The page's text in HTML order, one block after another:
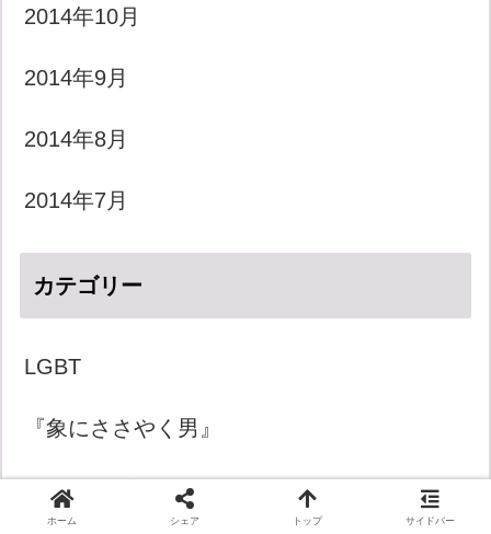
2014年10月
2014年9月
2014年8月
2014年7月
カテゴリー
LGBT
『象にささやく男』
きょうのダジャレ
ホーム シェア トップ サイドバー